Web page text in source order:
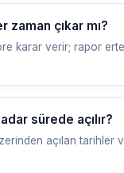
çıkar mı?
karar verir; rapor
sürede açılır?
açılan tarihler